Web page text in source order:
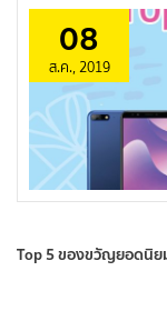
08
ส.ค., 2019
Top 5 ของขวัญยอดนิ